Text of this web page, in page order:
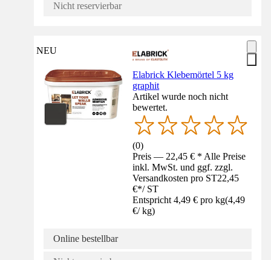
Nicht reservierbar
NEU
Elabrick Klebemörtel 5 kg
graphit
Artikel wurde noch nicht
bewertet.
(0)
Preis — 22,45 € * Alle Preise
inkl. MwSt. und ggf. zzgl.
Versandkosten pro ST22,45
€*/ ST
Entspricht 4,49 € pro kg(4,49
€/ kg)
Online bestellbar